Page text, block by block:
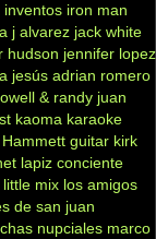
inventos iron man
j alvarez jack white
hudson jennifer lopez
jesús adrian romero
& randy juan
kaoma karaoke
Hammett guitar kirk
lapiz conciente
little mix los amigos
de san juan
nupciales marco